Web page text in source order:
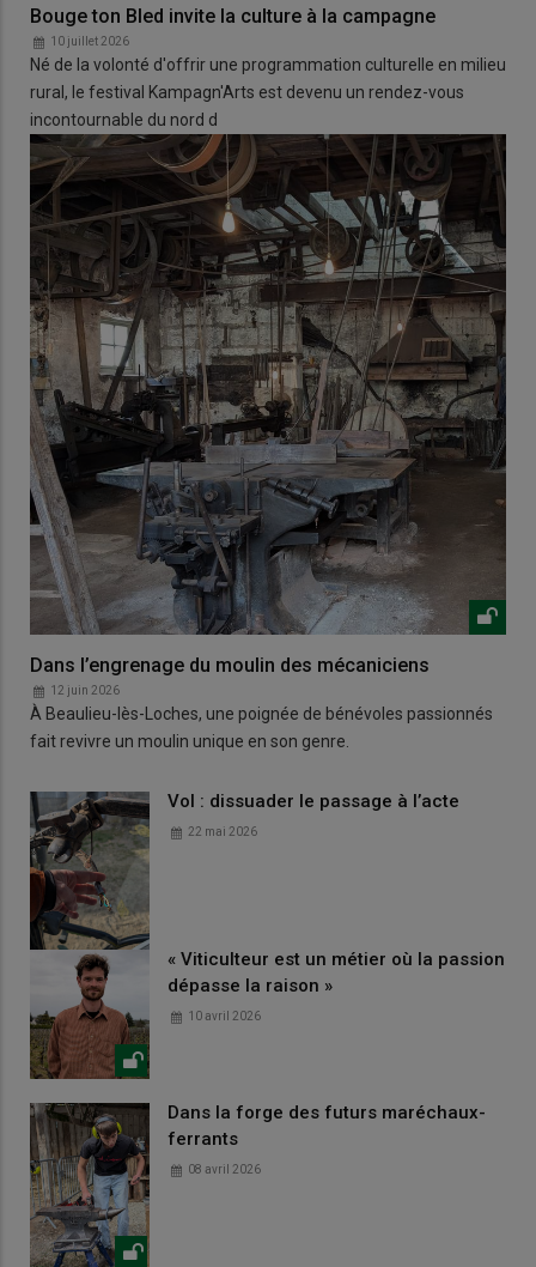
Bouge ton Bled invite la culture à la campagne
10 juillet 2026
Né de la volonté d'offrir une programmation culturelle en milieu
rural, le festival Kampagn'Arts est devenu un rendez-vous
incontournable du nord d
Dans l’engrenage du moulin des mécaniciens
12 juin 2026
À Beaulieu-lès-Loches, une poignée de bénévoles passionnés
fait revivre un moulin unique en son genre.
Vol : dissuader le passage à l’acte
22 mai 2026
« Viticulteur est un métier où la passion
dépasse la raison »
10 avril 2026
Dans la forge des futurs maréchaux-
ferrants
08 avril 2026